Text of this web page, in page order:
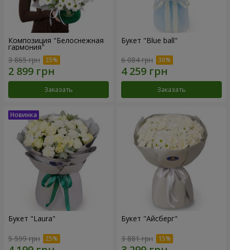
Композиция "Белоснежная
гармония"
3 865 грн
Заказать
Букет "Blue ball"
6 084 грн
Заказать
Букет "Laura"
5 599 грн
Букет "Айсберг"
3 881 грн